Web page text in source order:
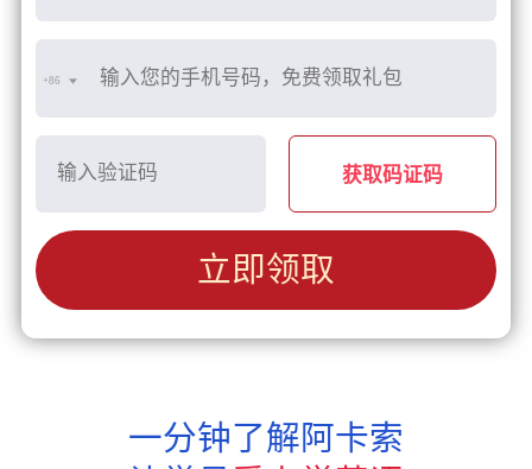
+86
获取码证码
立即领取
一分钟了解阿卡索